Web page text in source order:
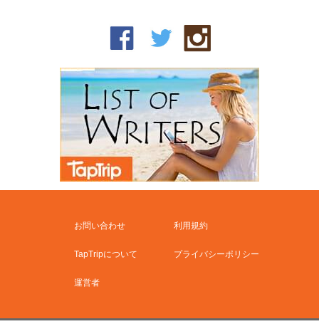
お問い合わせ 利用規約
TapTripについて プライバシーポリシー
運営者